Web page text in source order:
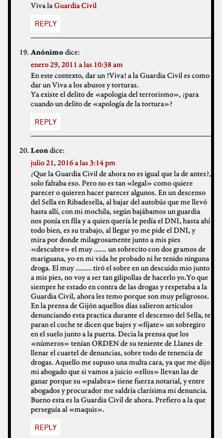
Viva laGuardia Civil
REPLY
Anónimodice:
enero 29, 2011 a las 10:38 am
En este contexto, dar un !Viva! a la Guardia Civil es como
dar un Viva a los abusos y torturas.
Ya existe el delito de «apologia del terrorismo», ¿para
cuando un delito de «apología de la tortura»?
REPLY
Leondice:
julio 21, 2016 a las 3:14 pm
¿Que la Guardia Civil de ahora no es igual que la de antes?,
solo faltaba eso. Pero no es tan «legal» como quiere
parecer o quieren hacer parecer algunos. En un descenso
del Sella en Ribadesella, al bajar del autobús que me llevó
hasta allí, con mi mochila, según bajábamos un guardia
nos ponía en fila y a quien quería le pedía el DNI, hasta ahí
todo bien, es su trabajo, al llegar yo me pide el DNI, y
mira por donde milagrosamente junto a mis pies
«descubre» el muy ……. un sobrecito con dos gramos de
mariguana, yo en mi vida he probado ni he tenido ninguna
droga. El muy ……… tiró el sobre en un descuido mio junto
a mis pies, no voy a ser tan gilipollas de hacerlo yo.Yo que
siempre he estado en contra de las drogas y respetaba a la
Guardia Civil, ahora les temo porque son muy peligrosos.
En la prensa de Gijón aquellos días salieron artículos
denunciando esta practica durante el descenso del Sella, te
paran el coche te dicen que bajes y «fíjate» un sobregiro
en el suelo junto a la puerta. Decía la prensa que los
«números» tenían ORDEN de su teniente de Llanes de
llenar el cuartel de denuncias, sobre todo de tenencia de
drogas. Aquello me supuso una multa cara, ya que me dijo
mi abogado que si vamos a juicio «ellos» llevan las de
ganar porque su «palabra» tiene fuerza notarial, y entre
abogados y procurador me saldría clarísima mi denuncia.
Bueno esta es la Guardia Civil de ahora. Prefiero a la que
perseguía al «maquis».
REPLY